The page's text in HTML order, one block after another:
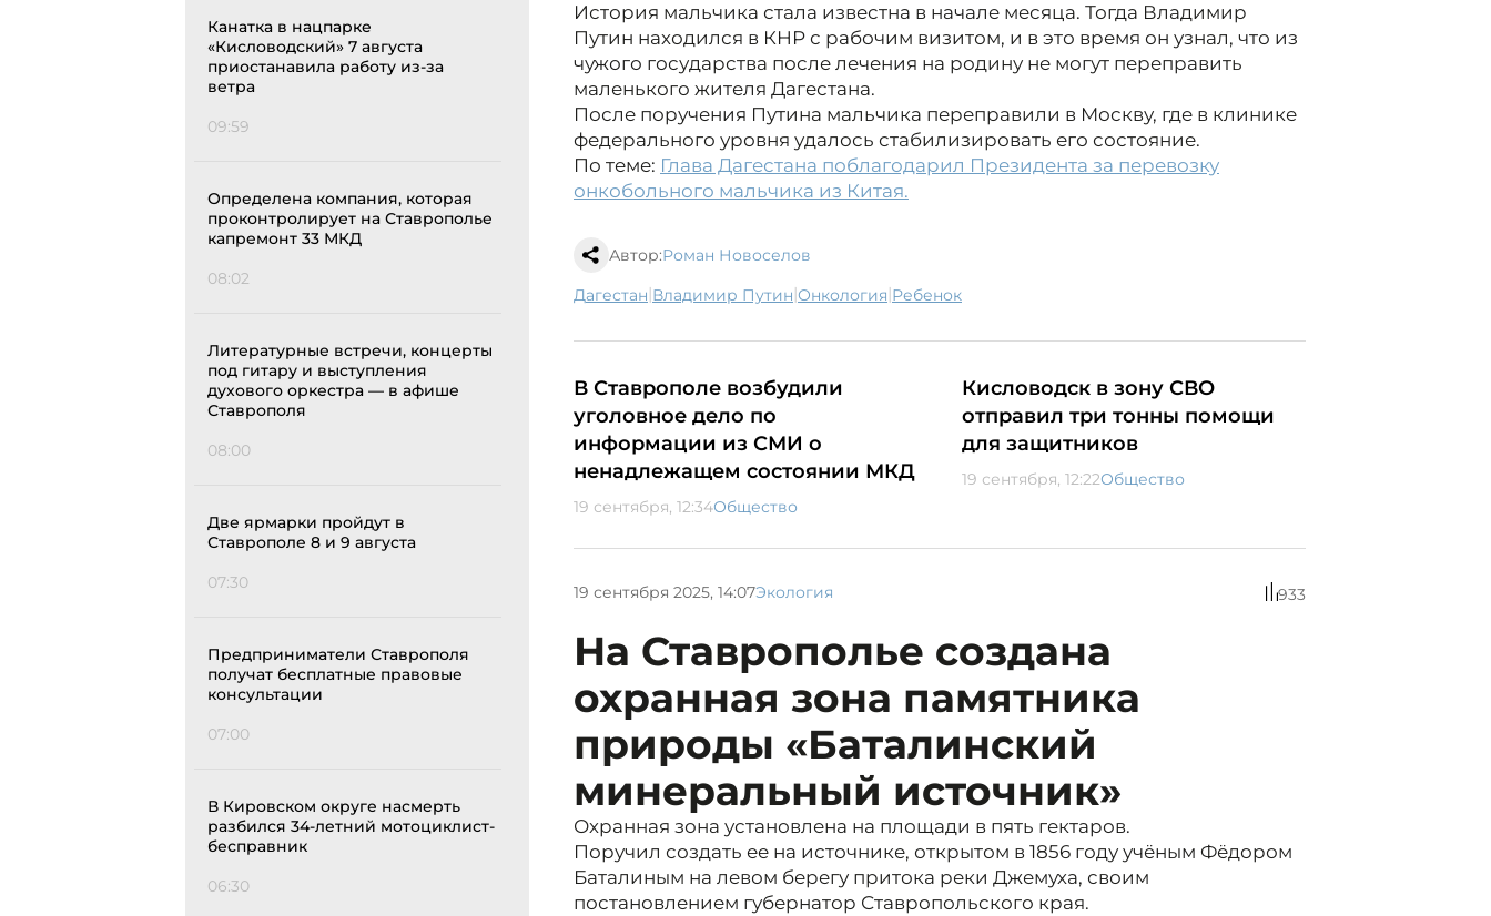
Канатка в нацпарке
«Кисловодский» 7 августа
приостанавила работу из-за
ветра
09:59
Определена компания, которая
проконтролирует на Ставрополье
капремонт 33 МКД
08:02
Литературные встречи, концерты
под гитару и выступления
духового оркестра — в афише
Ставрополя
08:00
Две ярмарки пройдут в
Ставрополе 8 и 9 августа
07:30
Предприниматели Ставрополя
получат бесплатные правовые
консультации
07:00
В Кировском округе насмерть
разбился 34-летний мотоциклист-
бесправник
06:30
История мальчика стала известна в начале месяца. Тогда Владимир
Путин находился в КНР с рабочим визитом, и в это время он узнал, что из
чужого государства после лечения на родину не могут переправить
маленького жителя Дагестана.
После поручения Путина мальчика переправили в Москву, где в клинике
федерального уровня удалось стабилизировать его состояние.
По теме: Глава Дагестана поблагодарил Президента за перевозку
онкобольного мальчика из Китая.
Автор:Роман Новоселов
Дагестан| Владимир Путин| онкология| ребенок
В Ставрополе возбудили
уголовное дело по
информации из СМИ о
ненадлежащем состоянии МКД
19 сентября, 12:34Общество
Кисловодск в зону СВО
отправил три тонны помощи
для защитников
19 сентября, 12:22Общество
19 сентября 2025, 14:07Экология 933
На Ставрополье создана
охранная зона памятника
природы «Баталинский
минеральный источник»
Охранная зона установлена на площади в пять гектаров.
Поручил создать ее на источнике, открытом в 1856 году учёным Фёдором
Баталиным на левом берегу притока реки Джемуха, своим
постановлением губернатор Ставропольского края.